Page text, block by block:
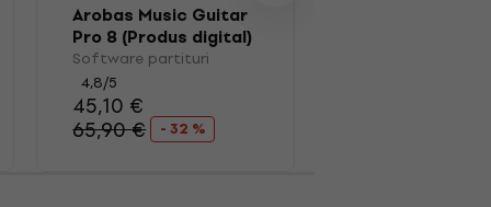
Arobas Music Guitar
Pro 8 (Produs digital)
Software partituri
4,8/5
45,10 €
65,90 € - 32 %